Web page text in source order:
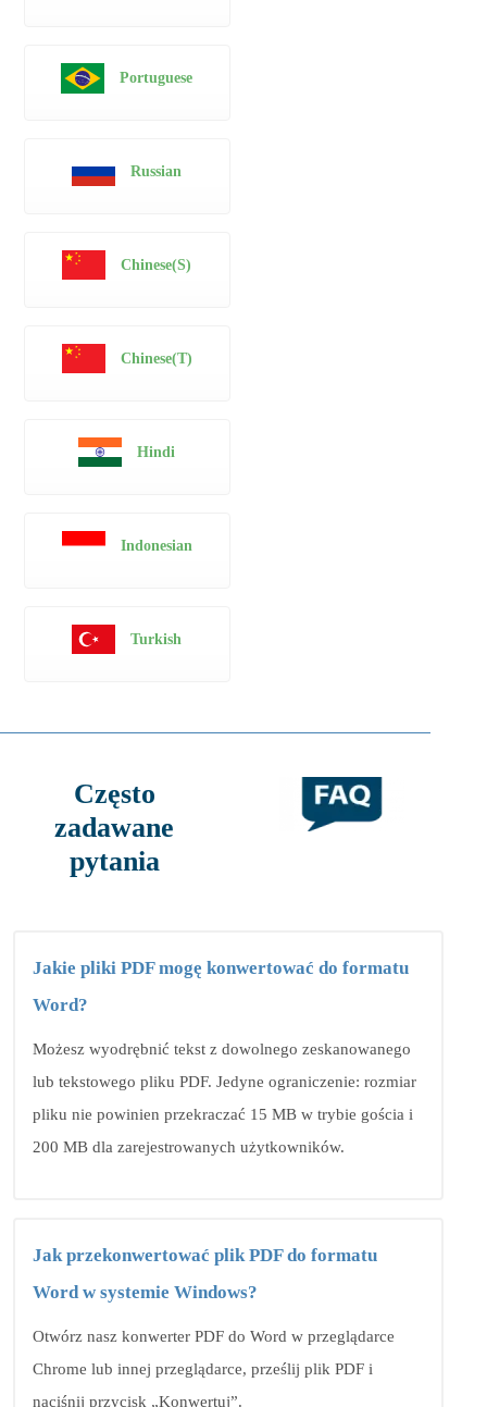
Portuguese
Russian
Chinese(S)
Chinese(T)
Hindi
Indonesian
Turkish
Często
zadawane
pytania
Jakie pliki PDF mogę konwertować do formatu
Word?
Możesz wyodrębnić tekst z dowolnego zeskanowanego
lub tekstowego pliku PDF. Jedyne ograniczenie: rozmiar
pliku nie powinien przekraczać 15 MB w trybie gościa i
200 MB dla zarejestrowanych użytkowników.
Jak przekonwertować plik PDF do formatu
Word w systemie Windows?
Otwórz nasz konwerter PDF do Word w przeglądarce
Chrome lub innej przeglądarce, prześlij plik PDF i
naciśnij przycisk „Konwertuj”.